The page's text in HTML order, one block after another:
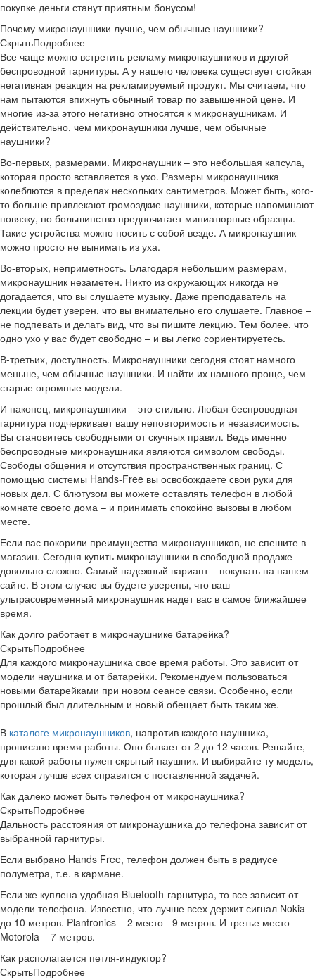
покупке деньги станут приятным бонусом!
Почему микронаушники лучше, чем обычные наушники?
СкрытьПодробнее
Все чаще можно встретить рекламу микронаушников и другой
беспроводной гарнитуры. А у нашего человека существует стойкая
негативная реакция на рекламируемый продукт. Мы считаем, что
нам пытаются впихнуть обычный товар по завышенной цене. И
многие из-за этого негативно относятся к микронаушникам. И
действительно, чем микронаушники лучше, чем обычные
наушники?
Во-первых, размерами. Микронаушник – это небольшая капсула,
которая просто вставляется в ухо. Размеры микронаушника
колеблются в пределах нескольких сантиметров. Может быть, кого-
то больше привлекают громоздкие наушники, которые напоминают
повязку, но большинство предпочитает миниатюрные образцы.
Такие устройства можно носить с собой везде. А микронаушник
можно просто не вынимать из уха.
Во-вторых, неприметность. Благодаря небольшим размерам,
микронаушник незаметен. Никто из окружающих никогда не
догадается, что вы слушаете музыку. Даже преподаватель на
лекции будет уверен, что вы внимательно его слушаете. Главное –
не подпевать и делать вид, что вы пишите лекцию. Тем более, что
одно ухо у вас будет свободно – и вы легко сориентируетесь.
В-третьих, доступность. Микронаушники сегодня стоят намного
меньше, чем обычные наушники. И найти их намного проще, чем
старые огромные модели.
И наконец, микронаушники – это стильно. Любая беспроводная
гарнитура подчеркивает вашу неповторимость и независимость.
Вы становитесь свободными от скучных правил. Ведь именно
беспроводные микронаушники являются символом свободы.
Свободы общения и отсутствия пространственных границ. С
помощью системы Hands-Free вы освобождаете свои руки для
новых дел. С блютузом вы можете оставлять телефон в любой
комнате своего дома – и принимать спокойно вызовы в любом
месте.
Если вас покорили преимущества микронаушников, не спешите в
магазин. Сегодня купить микронаушники в свободной продаже
довольно сложно. Самый надежный вариант – покупать на нашем
сайте. В этом случае вы будете уверены, что ваш
ультрасовременный микронаушник надет вас в самое ближайшее
время.
Как долго работает в микронаушнике батарейка?
СкрытьПодробнее
Для каждого микронаушника свое время работы. Это зависит от
модели наушника и от батарейки. Рекомендуем пользоваться
новыми батарейками при новом сеансе связи. Особенно, если
прошлый был длительным и новый обещает быть таким же.
В каталоге микронаушников, напротив каждого наушника,
прописано время работы. Оно бывает от 2 до 12 часов. Решайте,
для какой работы нужен скрытый наушник. И выбирайте ту модель,
которая лучше всех справится с поставленной задачей.
Как далеко может быть телефон от микронаушника?
СкрытьПодробнее
Дальность расстояния от микронаушника до телефона зависит от
выбранной гарнитуры.
Если выбрано Hands Free, телефон должен быть в радиусе
полуметра, т.е. в кармане.
Если же куплена удобная Bluetooth-гарнитура, то все зависит от
модели телефона. Известно, что лучше всех держит сигнал Nokia –
до 10 метров. Plantronics – 2 место - 9 метров. И третье место -
Motorola – 7 метров.
Как располагается петля-индуктор?
СкрытьПодробнее